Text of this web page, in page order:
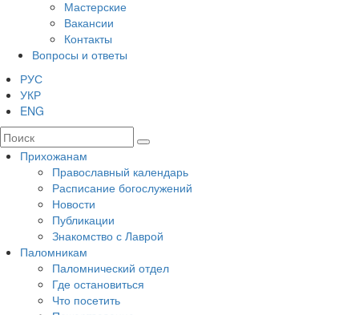
Мастерские
Вакансии
Контакты
Вопросы и ответы
РУС
УКР
ENG
Прихожанам
Православный календарь
Расписание богослужений
Новости
Публикации
Знакомство с Лаврой
Паломникам
Паломнический отдел
Где остановиться
Что посетить